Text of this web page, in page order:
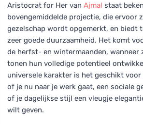
Aristocrat for Her van Ajmal staat
bovengemiddelde projectie, die ervoor
gezelschap wordt opgemerkt, en biedt
zeer goede duurzaamheid. Het komt
de herfst- en wintermaanden, wanneer
tonen hun volledige potentieel
universele karakter is het geschikt voor
of je nu naar je werk gaat, een sociale
of je dagelijkse stijl een vleugje
wilt geven.